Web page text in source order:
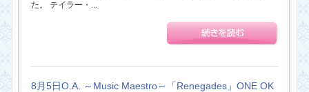
た。 テイラー・...
8月5日O.A. ～Music Maestro～「Renegades」ONE OK